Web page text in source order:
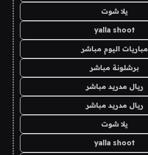
يلا شوت
yalla shoot
مباريات اليوم مباشر
برشلونة مباشر
ريال مدريد مباشر
ريال مدريد مباشر
يلا شوت
yalla shoot